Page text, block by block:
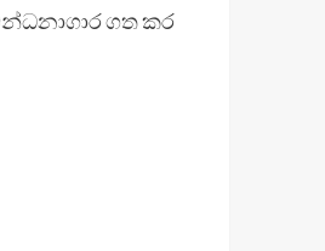
ගත කර